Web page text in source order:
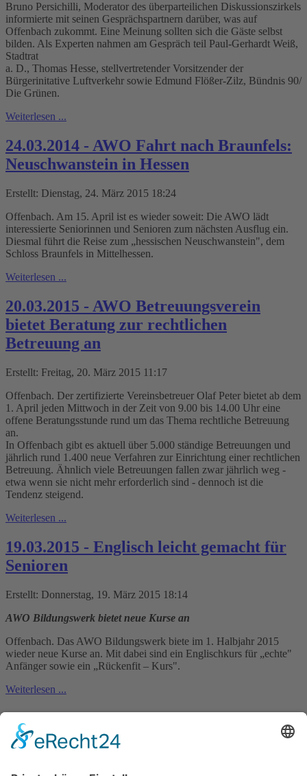
Bruno Persichilli, Moderator des überparteilichen Diskussionszirkels
informierte mit seinen Gesprächspartnern darüber, was auf
Offenbach zukommt. Eine Meinung sollten sich die Gäste selbst
bilden. Als Experten nahmen am Gespräch teil Paul-Gerhardt Weiß,
Stadtrat
a. D., Thomas Hesse, stellvertretender Vorsitzender der
Bürgerinitative Luftverkehr sowie Edmund Flößer-Zilz, Bündnis 90/
Die Grünen.
Weiterlesen ...
24.03.2014 - AWO Fahrt nach Braunfels:
Neuschwanstein in Hessen
Erstellt: Dienstag, 24. März 2015 18:24
Offenbach. Am 15. April ist es wieder soweit: Die AWO lädt
interessierte Seniorinnen und Senioren zum nächsten Ausflug ein.
Diesmal führt die Reise zum „hessischen Neuschwanstein", dem
Schloss Braunfels in Mittelhessen.
Weiterlesen ...
20.03.2015 - AWO Betreuungsverein
bietet Beratung zur rechtlichen
Betreuung an
Erstellt: Freitag, 20. März 2015 11:17
Offenbach. Der zertifizierte Vereinsbetreuer Olaf Peter bietet ab dem
1. April jeden Mittwoch in der Zeit von 9.00 bis 14.00 Uhr eine
offene Beratungsstunde rund um das Thema rechtliche Betreuung
an.
In Offenbach gibt es aktuell über 5.000 ständige Betreuungen und
jährlich rund 1.400 neue Verfahren zur Einrichtung einer rechtlichen
Betreuung. Ähnlich viele Betreuungen fallen zwar jährlich weg -
etwa wenn sie nicht mehr erforderlich sind - dennoch ist die
Tendenz steigend.
Weiterlesen ...
19.03.2015 - Englisch leicht gemacht für
Senioren
Erstellt: Donnerstag, 19. März 2015 18:14
AWO Bildungswerk bietet neue Kurse an
Offenbach. Das AWO Bildungswerk biete im 1. Halbjahr 2015
wieder neue Kurse an. Mit dabei sind ein Englischkurs für „echte"
Anfänger sowie ein „Rückenfit – Kurs".
Weiterlesen ...
17.03.2015 - AWO Fahrt nach Braunfels:
Neuschwanstein in Hessen